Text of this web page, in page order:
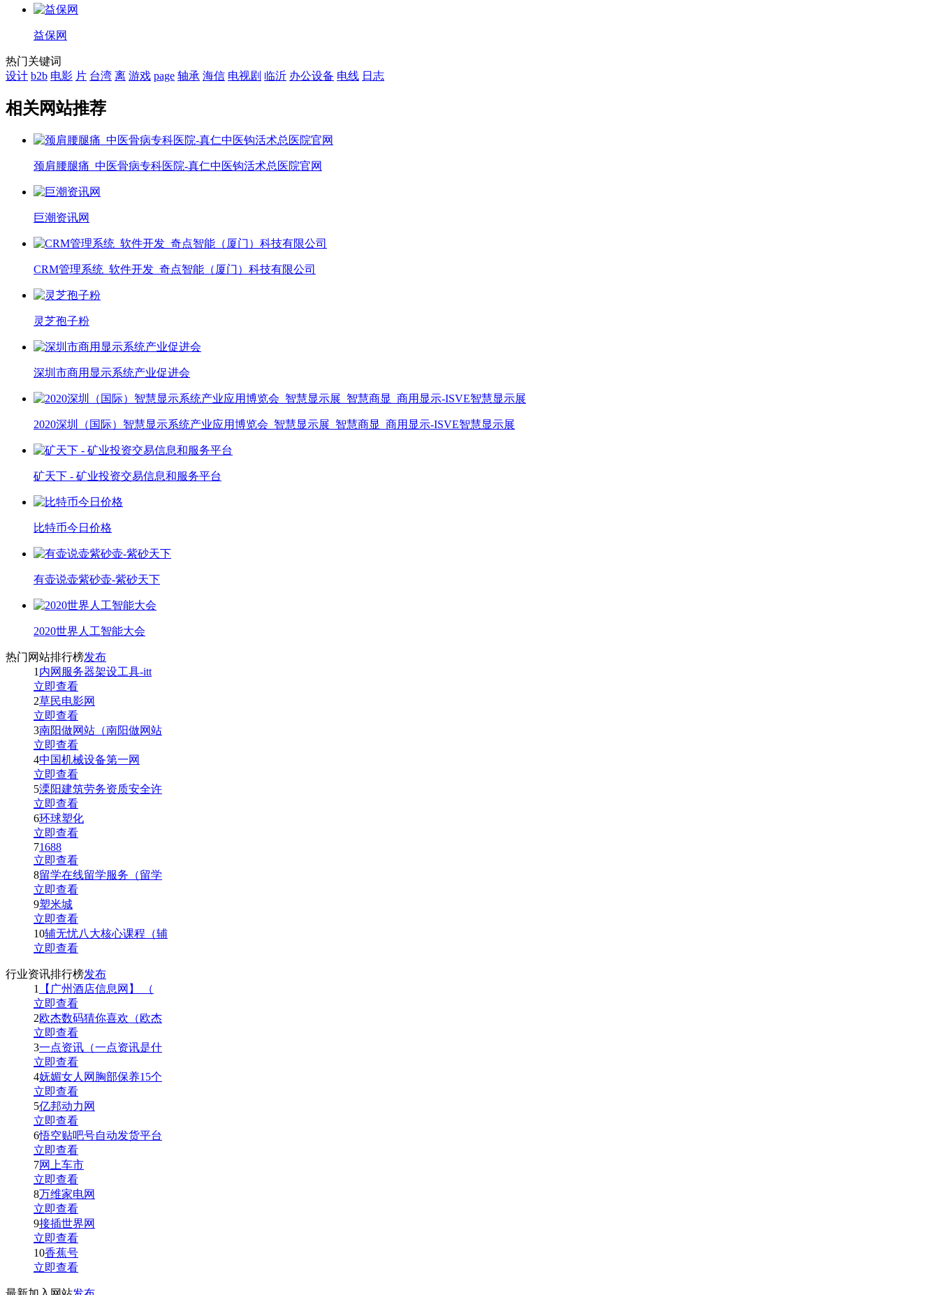
益保网
热门关键词
设计 b2b 电影 片 台湾 离 游戏 page 轴承 海信 电视剧 临沂 办公设备 电线 日志
相关网站推荐
颈肩腰腿痛_中医骨病专科医院-真仁中医钩活术总医院官网
巨潮资讯网
CRM管理系统_软件开发_奇点智能（厦门）科技有限公司
灵芝孢子粉
深圳市商用显示系统产业促进会
2020深圳（国际）智慧显示系统产业应用博览会_智慧显示展_智慧商显_商用显示-ISVE智慧显示展
矿天下 - 矿业投资交易信息和服务平台
比特币今日价格
有壶说壶紫砂壶-紫砂天下
2020世界人工智能大会
热门网站排行榜发布
1 内网服务器架设工具-itt
立即查看
2草民电影网
立即查看
3南阳做网站（南阳做网站
立即查看
4中国机械设备第一网
立即查看
5溧阳建筑劳务资质安全许
立即查看
6环球塑化
立即查看
71688
立即查看
8留学在线留学服务（留学
立即查看
9塑米城
立即查看
10辅无忧八大核心课程（辅
立即查看
行业资讯排行榜发布
1
【广州酒店信息网】 （
立即查看
2欧杰数码猜你喜欢（欧杰
立即查看
3一点资讯（一点资讯是什
立即查看
4妩媚女人网胸部保养15个
立即查看
5亿邦动力网
立即查看
6悟空贴吧号自动发货平台
立即查看
7网上车市
立即查看
8万维家电网
立即查看
9接插世界网
立即查看
10香蕉号
立即查看